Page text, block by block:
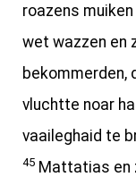
roazens
wet wazzen en
bekommerden,
vluchtte noar
vaaileghaid te
45 Mattatias en